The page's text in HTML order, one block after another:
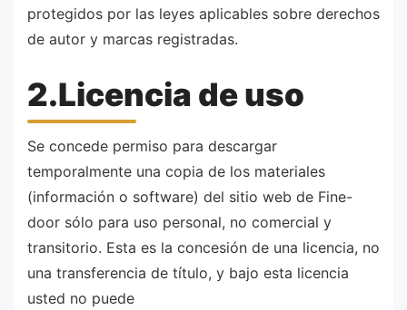
protegidos por las leyes aplicables sobre derechos
de autor y marcas registradas.
2.Licencia de uso
Se concede permiso para descargar
temporalmente una copia de los materiales
(información o software) del sitio web de Fine-
door sólo para uso personal, no comercial y
transitorio. Esta es la concesión de una licencia, no
una transferencia de título, y bajo esta licencia
usted no puede